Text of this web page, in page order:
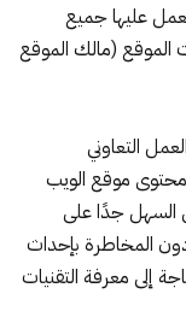
عليها جميع
(مالك الموقع
التعاوني
موقع الويب
السهل جدًا على
المخاطرة بإحداث
إلى معرفة التقنيات